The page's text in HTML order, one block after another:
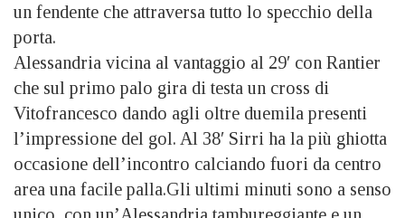
un fendente che attraversa tutto lo specchio della
porta.
Alessandria vicina al vantaggio al 29′ con Rantier
che sul primo palo gira di testa un cross di
Vitofrancesco dando agli oltre duemila presenti
l’impressione del gol. Al 38′ Sirri ha la più ghiotta
occasione dell’incontro calciando fuori da centro
area una facile palla.Gli ultimi minuti sono a senso